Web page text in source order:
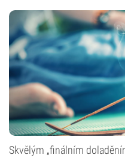
Skvělým „finálním